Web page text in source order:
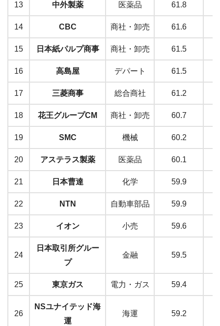
13 中外製薬 医薬品 61.8
14 CBC 商社・卸売 61.6
15 日本紙パルプ商事 商社・卸売 61.5
16 高島屋 デパート 61.5
17 三菱商事 総合商社 61.2
18 花王グループCM 商社・卸売 60.7
19 SMC 機械 60.2
20 アステラス製薬 医薬品 60.1
21 日本曹達 化学 59.9
22 NTN 自動車部品 59.9
23 イオン 小売 59.6
24
日本取引所グルー
プ
金融 59.5
25 東京ガス 電力・ガス 59.4
26
NSユナイテッド海
運
海運 59.2